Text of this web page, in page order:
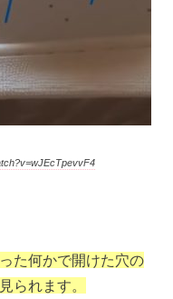
た何かで開けた穴の
られます。